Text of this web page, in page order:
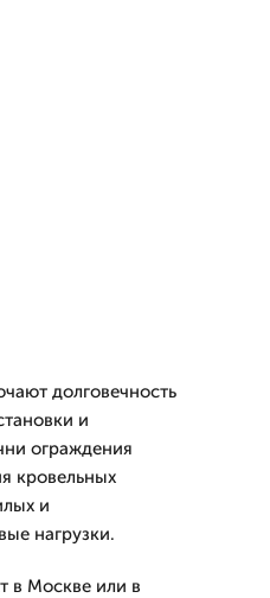
долговечность
и
ограждения
кровельных
и
нагрузки.
в Москве или в